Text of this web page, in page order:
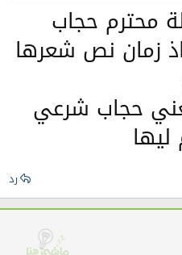
محترم حجاب
زمان نص شعرها
حجاب شرعي
رد